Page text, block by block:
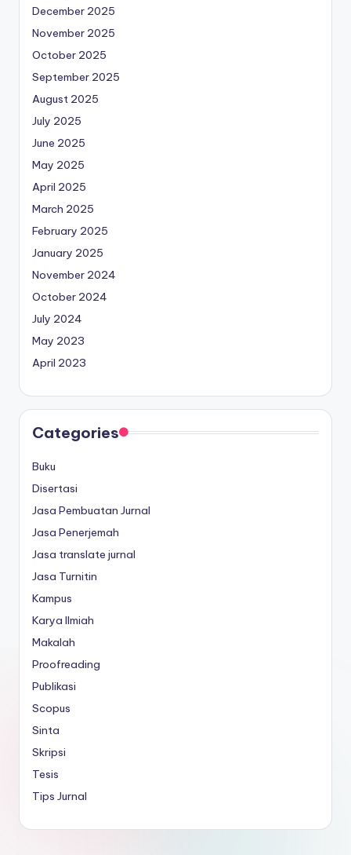
December 2025
November 2025
October 2025
September 2025
August 2025
July 2025
June 2025
May 2025
April 2025
March 2025
February 2025
January 2025
November 2024
October 2024
July 2024
May 2023
April 2023
Categories
Buku
Disertasi
Jasa Pembuatan Jurnal
Jasa Penerjemah
Jasa translate jurnal
Jasa Turnitin
Kampus
Karya Ilmiah
Makalah
Proofreading
Publikasi
Scopus
Sinta
Skripsi
Tesis
Tips Jurnal